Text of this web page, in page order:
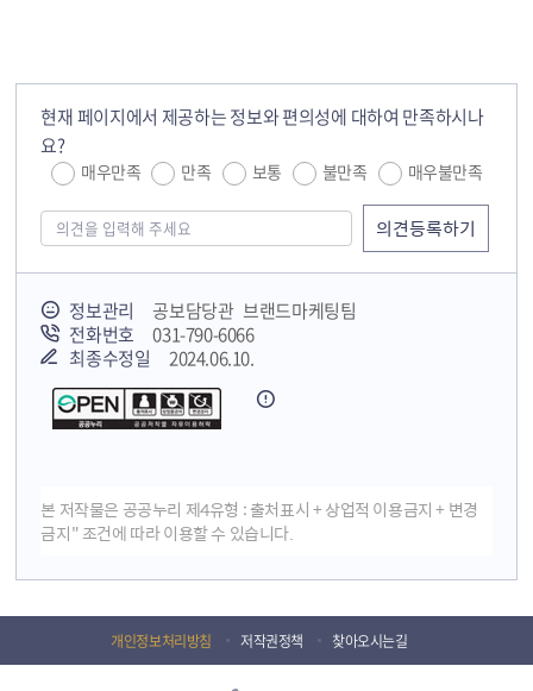
현재 페이지에서 제공하는 정보와 편의성에 대하여 만족하시나
요?
매우만족 만족 보통 불만족 매우불만족
정보관리
공보담당관 브랜드마케팅팀
전화번호
031-790-6066
최종수정일
2024.06.10.
본 저작물은 공공누리 제4유형 : 출처표시 + 상업적 이용금지 + 변경
금지" 조건에 따라 이용할 수 있습니다.
개인정보처리방침 저작권정책 찾아오시는길